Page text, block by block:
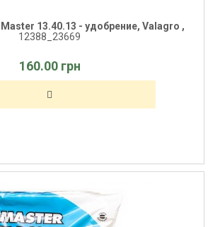
13.40.13 - удобрение, Valagro ,
12388_23669
160.00 грн